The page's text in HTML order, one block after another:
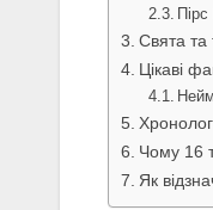
Свята та
Цікаві
Чому 16
Як